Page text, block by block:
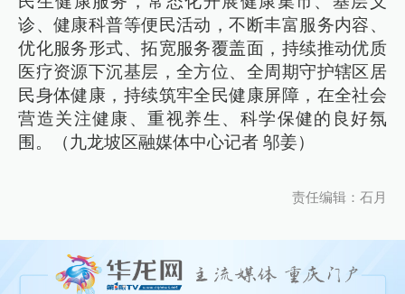
诊、健康科普等便民活动，不断丰富服务内容、
优化服务形式、拓宽服务覆盖面，持续推动优质
医疗资源下沉基层，全方位、全周期守护辖区居
民身体健康，持续筑牢全民健康屏障，在全社会
营造关注健康、重视养生、科学保健的良好氛
围。（九龙坡区融媒体中心记者 邬姜）
责任编辑：石月